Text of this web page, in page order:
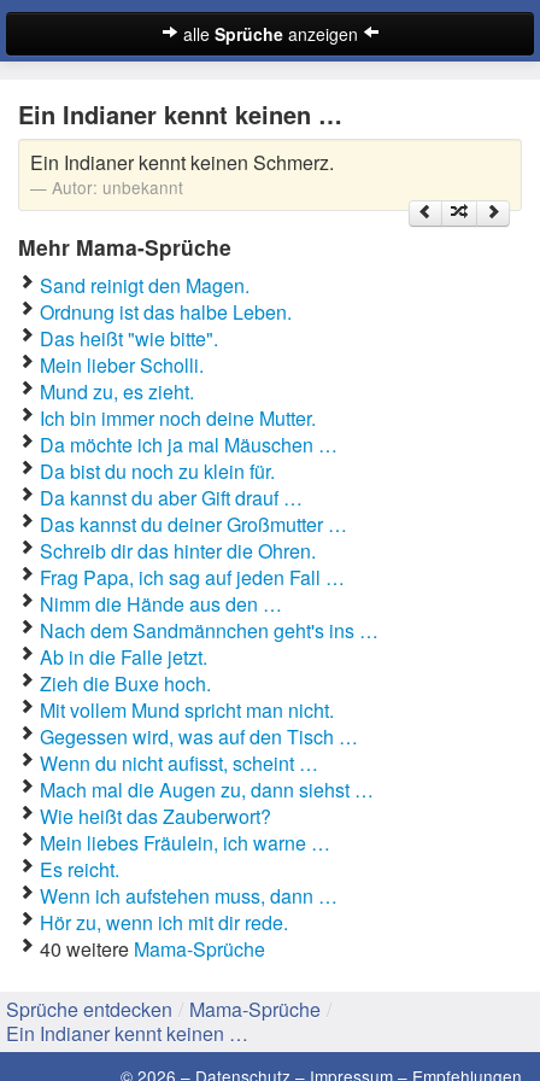
alle Sprücheanzeigen
Abschiedssprüche
Anmachsprüche
Coole Sprüche
Dumme Sprüche
Englische Sprüche
Facebook Sprüche
Fußballsprüche
Gute Nacht Sprüche
Gute Sprüche
Guten Morgen Sprüche
Hochzeitssprüche
Konfirmationssprüche
Lateinische Sprüche
Liebeskummer Sprüche
Lustige Sprüche
Mama-Sprüche
Schöne Sprüche
Ein Indianer kennt keinen …
Ein Indianer kennt keinen Schmerz.
Autor: unbekannt
Mehr Mama-Sprüche
Sand reinigt den Magen.
Ordnung ist das halbe Leben.
Das heißt "wie bitte".
Mein lieber Scholli.
Mund zu, es zieht.
Ich bin immer noch deine Mutter.
Da möchte ich ja mal Mäuschen …
Da bist du noch zu klein für.
Da kannst du aber Gift drauf …
Das kannst du deiner Großmutter …
Schreib dir das hinter die Ohren.
Frag Papa, ich sag auf jeden Fall …
Nimm die Hände aus den …
Nach dem Sandmännchen geht's ins …
Ab in die Falle jetzt.
Zieh die Buxe hoch.
Mit vollem Mund spricht man nicht.
Gegessen wird, was auf den Tisch …
Wenn du nicht aufisst, scheint …
Mach mal die Augen zu, dann siehst …
Wie heißt das Zauberwort?
Mein liebes Fräulein, ich warne …
Es reicht.
Wenn ich aufstehen muss, dann …
Hör zu, wenn ich mit dir rede.
40 weitere Mama-Sprüche
Sprüche entdecken / Mama-Sprüche /
Ein Indianer kennt keinen …
© 2026 – Datenschutz – Impressum – Empfehlungen